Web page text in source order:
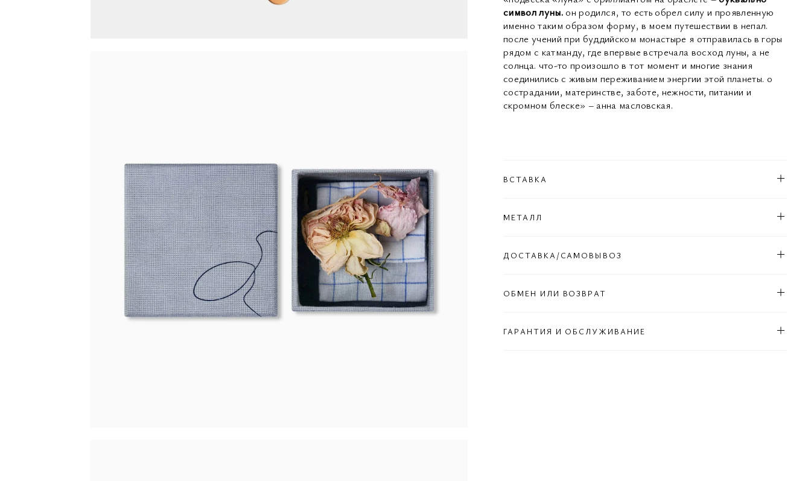
символ луны.он родился, то есть обрел силу и проявленную
именно таким образом форму, в моем путешествии в непал.
после учений при буддийском монастыре я отправилась в горы
рядом с катманду, где впервые встречала восход луны, а не
солнца. что-то произошло в тот момент и многие знания
соединились с живым переживанием энергии этой планеты. о
сострадании, материнстве, заботе, нежности, питании и
скромном блеске» – анна масловская.
ВСТАВКА
МЕТАЛЛ
ДОСТАВКА/САМОВЫВОЗ
ОБМЕН ИЛИ ВОЗВРАТ
ГАРАНТИЯ И ОБСЛУЖИВАНИЕ